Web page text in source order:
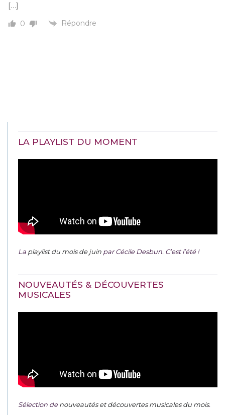
[…]
0 Répondre
LA PLAYLIST DU MOMENT
La playlist du mois de juin par Cécile Desbun. C’est l’été !
NOUVEAUTÉS & DÉCOUVERTES
MUSICALES
Sélection denouveautés et découvertes musicales du mois.